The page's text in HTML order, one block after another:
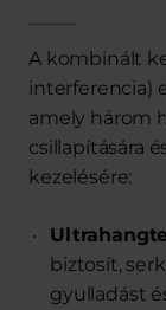
A kombinált
interferencia)
amely három
csillapítására
kezelésére:
biztosít,
gyulladást